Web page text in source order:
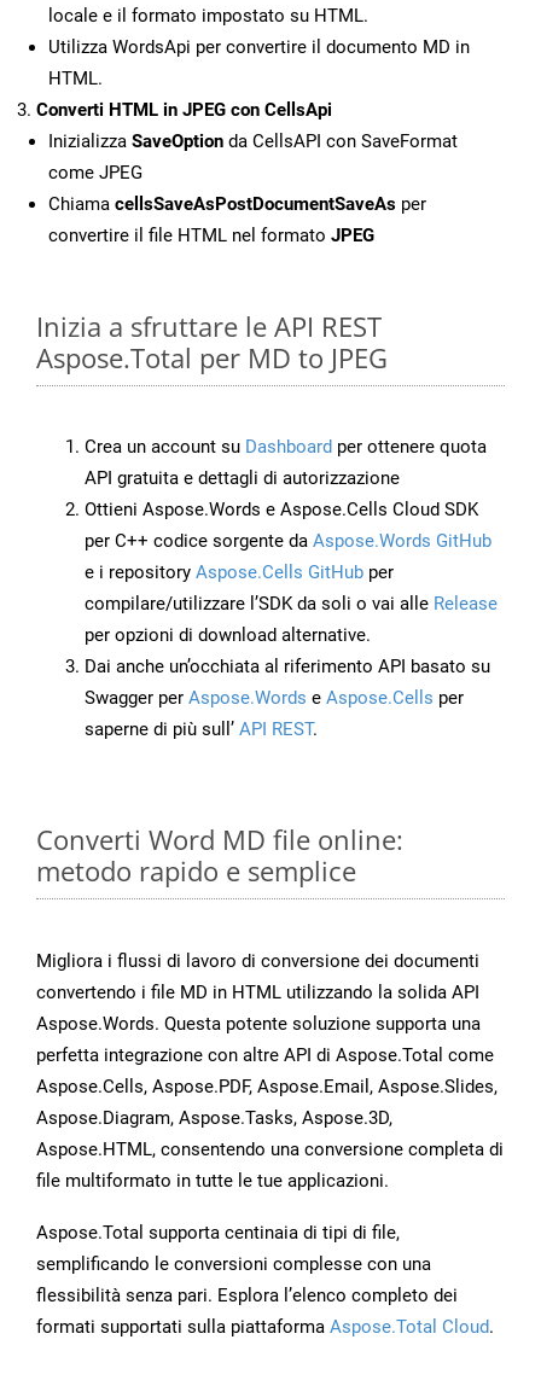
locale e il formato impostato su HTML.
Utilizza WordsApi per convertire il documento MD in
HTML.
Converti HTML in JPEG con CellsApi
Inizializza SaveOption da CellsAPI con SaveFormat
come JPEG
Chiama cellsSaveAsPostDocumentSaveAs per
convertire il file HTML nel formato JPEG
Inizia a sfruttare le API REST
Aspose.Total per MD to JPEG
Crea un account su Dashboard per ottenere quota
API gratuita e dettagli di autorizzazione
Ottieni Aspose.Words e Aspose.Cells Cloud SDK
per C++ codice sorgente da Aspose.Words GitHub
e i repository Aspose.Cells GitHub per
compilare/utilizzare l’SDK da soli o vai alle Release
per opzioni di download alternative.
Dai anche un’occhiata al riferimento API basato su
Swagger per Aspose.Words e Aspose.Cells per
saperne di più sull’ API REST.
Converti Word MD file online:
metodo rapido e semplice
Migliora i flussi di lavoro di conversione dei documenti
convertendo i file MD in HTML utilizzando la solida API
Aspose.Words. Questa potente soluzione supporta una
perfetta integrazione con altre API di Aspose.Total come
Aspose.Cells, Aspose.PDF, Aspose.Email, Aspose.Slides,
Aspose.Diagram, Aspose.Tasks, Aspose.3D,
Aspose.HTML, consentendo una conversione completa di
file multiformato in tutte le tue applicazioni.
Aspose.Total supporta centinaia di tipi di file,
semplificando le conversioni complesse con una
flessibilità senza pari. Esplora l’elenco completo dei
formati supportati sulla piattaforma Aspose.Total Cloud.